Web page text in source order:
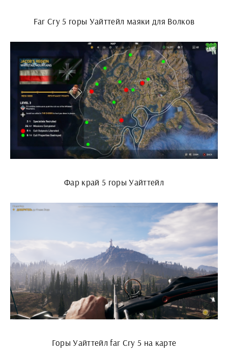
Far Cry 5 горы Уайттейл маяки для Волков
Фар край 5 горы Уайттейл
Горы Уайттейл far Cry 5 на карте